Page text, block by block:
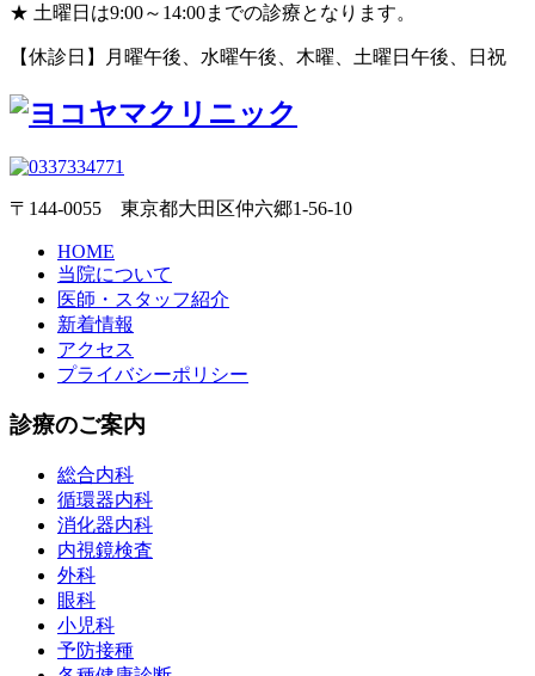
★ 土曜日は9:00～14:00までの診療となります。
【休診日】月曜午後、水曜午後、木曜、土曜日午後、日祝
〒144-0055 東京都大田区仲六郷1-56-10
HOME
当院について
医師・スタッフ紹介
新着情報
アクセス
プライバシーポリシー
診療のご案内
総合内科
循環器内科
消化器内科
内視鏡検査
外科
眼科
小児科
予防接種